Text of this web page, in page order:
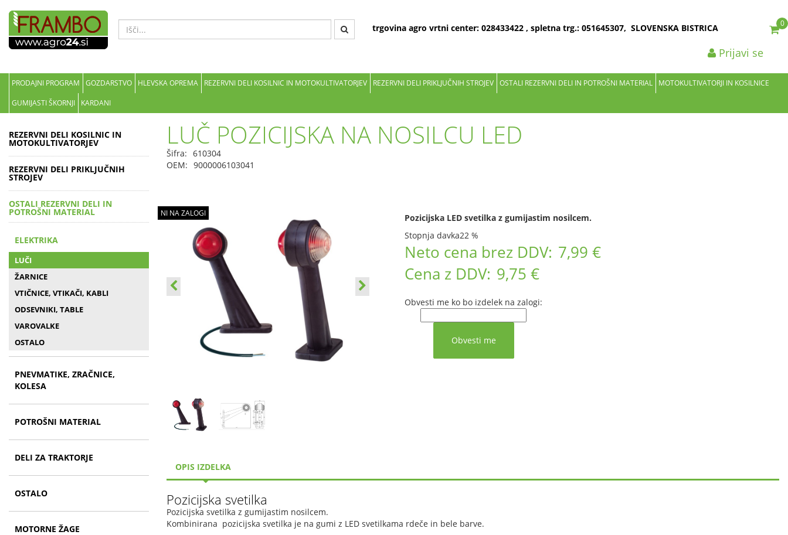
trgovina agro vrtni center: 028433422 , spletna trg.: 051645307, SLOVENSKA BISTRICA 0
Prijavi se
PRODAJNI PROGRAM GOZDARSTVO HLEVSKA OPREMA REZERVNI DELI KOSILNIC IN MOTOKULTIVATORJEV REZERVNI DELI PRIKLJUČNIH STROJEV OSTALI REZERVNI DELI IN POTROŠNI MATERIAL
MOTOKULTIVATORJI IN KOSILNICE
GUMIJASTI ŠKORNJI
KARDANI
REZERVNI DELI KOSILNIC IN
MOTOKULTIVATORJEV
REZERVNI DELI PRIKLJUČNIH
STROJEV
OSTALI REZERVNI DELI IN
POTROŠNI MATERIAL
ELEKTRIKA
LUČI
ŽARNICE
VTIČNICE, VTIKAČI, KABLI
ODSEVNIKI, TABLE
VAROVALKE
OSTALO
PNEVMATIKE, ZRAČNICE,
KOLESA
POTROŠNI MATERIAL
DELI ZA TRAKTORJE
OSTALO
MOTORNE ŽAGE
LUČ POZICIJSKA NA NOSILCU LED
Šifra: 610304
OEM: 9000006103041
NI NA ZALOGI
Pozicijska LED svetilka z gumijastim nosilcem.
Stopnja davka22 %
Neto cena brez DDV: 7,99 €
Cena z DDV: 9,75 €
Obvesti me ko bo izdelek na zalogi:
OPIS IZDELKA
Pozicijska svetilka
Pozicijska svetilka z gumijastim nosilcem.
Kombinirana pozicijska svetilka je na gumi z LED svetilkama rdeče in bele barve.